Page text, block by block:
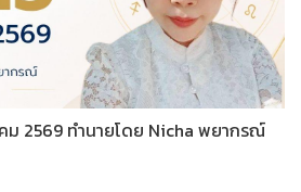
ม 2569 ทำนายโดย Nicha พยากรณ์